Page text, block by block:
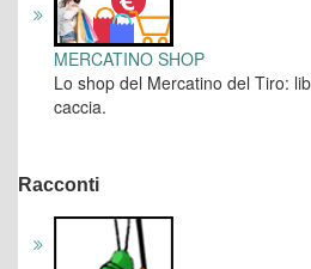
MERCATINO SHOP
Lo shop del Mercatino del Tiro:
caccia.
Racconti